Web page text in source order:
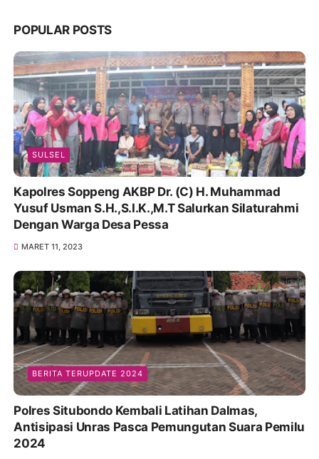
POPULAR POSTS
SULSEL
Kapolres Soppeng AKBP Dr. (C) H. Muhammad
Yusuf Usman S.H.,S.I.K.,M.T Salurkan Silaturahmi
Dengan Warga Desa Pessa
MARET 11, 2023
BERITA TERUPDATE 2024
Polres Situbondo Kembali Latihan Dalmas,
Antisipasi Unras Pasca Pemungutan Suara Pemilu
2024